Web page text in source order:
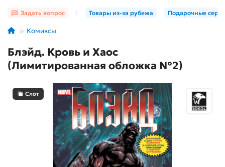
Задать вопрос Товары из-за рубежа Подарочные
Комиксы
Блэйд. Кровь и Хаос
(Лимитированная обложка №2)
Слот